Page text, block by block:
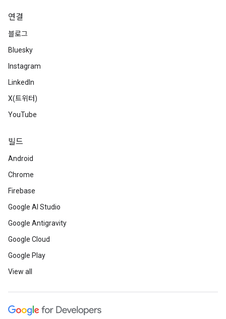
연결
블로그
Bluesky
Instagram
LinkedIn
X(트위터)
YouTube
빌드
Android
Chrome
Firebase
Google AI Studio
Google Antigravity
Google Cloud
Google Play
View all